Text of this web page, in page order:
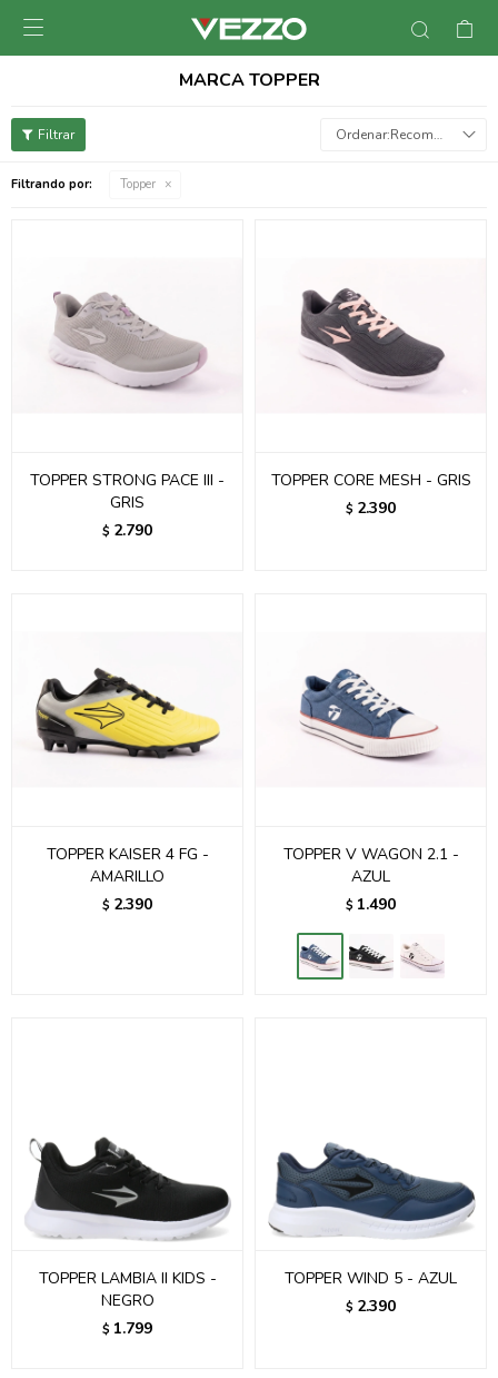

MARCA TOPPER
Recomendados
Filtrando por: Topper
TOPPER STRONG PACE III -
GRIS
$ 2.790
TOPPER CORE MESH - GRIS
$ 2.390
TOPPER KAISER 4 FG -
AMARILLO
$ 2.390
TOPPER V WAGON 2.1 -
AZUL
$ 1.490
TOPPER LAMBIA II KIDS -
NEGRO
$ 1.799
TOPPER WIND 5 - AZUL
$ 2.390